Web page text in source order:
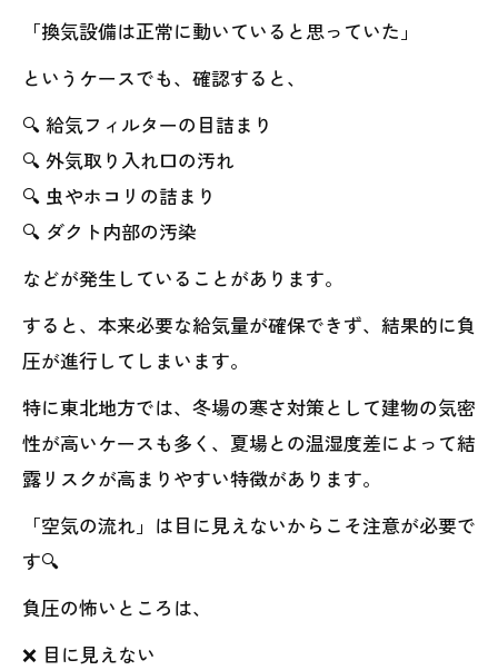
「換気設備は正常に動いていると思っていた」
というケースでも、確認すると、
🔍 給気フィルターの目詰まり
🔍 外気取り入れ口の汚れ
🔍 虫やホコリの詰まり
🔍 ダクト内部の汚染
などが発生していることがあります。
すると、本来必要な給気量が確保できず、結果的に負
圧が進行してしまいます。
特に東北地方では、冬場の寒さ対策として建物の気密
性が高いケースも多く、夏場との温湿度差によって結
露リスクが高まりやすい特徴があります。
「空気の流れ」は目に見えないからこそ注意が必要で
す🔍
負圧の怖いところは、
❌ 目に見えない